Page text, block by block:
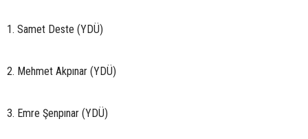
1. Samet Deste (YDÜ)
2. Mehmet Akpınar (YDÜ)
3. Emre Şenpınar (YDÜ)